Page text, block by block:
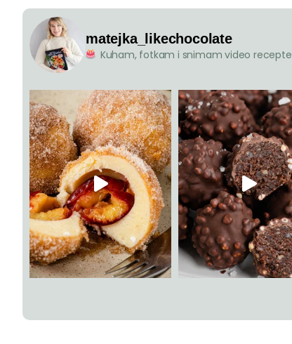
matejka_likechocolate
Kuham, fotkam i snimam video recepte